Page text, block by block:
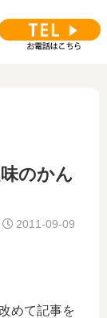
のかん
2011-09-09
めて記事を